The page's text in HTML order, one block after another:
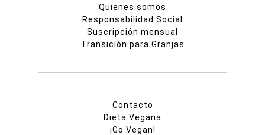
Quienes somos
Responsabilidad Social
Suscripción mensual
Transición para Granjas
Contacto
Dieta Vegana
¡Go Vegan!